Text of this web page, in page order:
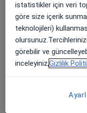
Port
Ataşehir
Çiğli, İzmir
istatistikler için veri
göre size içerik
teknolojileri)
görebilir ve
inceleyiniz,Gizlilik